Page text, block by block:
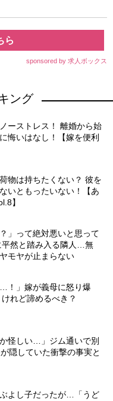
ら
sponsored by 求人ボックス
ング
ーストレス！ 離婚から始
悔いはなし！【嫁を便利
物は持ちたくない？ 彼を
いともったいない！【あ
】
」って絶対悪いと思って
然と踏み入る隣人…無
モヤが止まらない
！」嫁が義母に怒り爆
れど諦めるべき？
怪しい…」ジム通いで別
隠していた衝撃の事実と
よし子だったが…「うど